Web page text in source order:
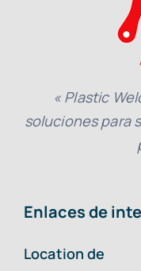
« Plastic
soluciones para
Enlaces de
Location de